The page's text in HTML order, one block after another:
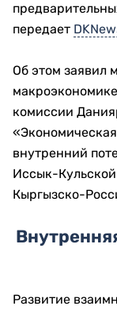
передает
Об этом заявил
комиссии
внутренний
Иссык-
Кыргызско-
Развитие